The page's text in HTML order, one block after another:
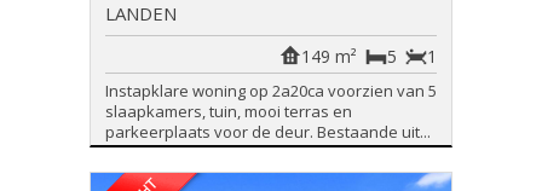
LANDEN
1
5
149 m²
Instapklare woning op 2a20ca voorzien van 5
slaapkamers, tuin, mooi terras en
parkeerplaats voor de deur. Bestaande uit...